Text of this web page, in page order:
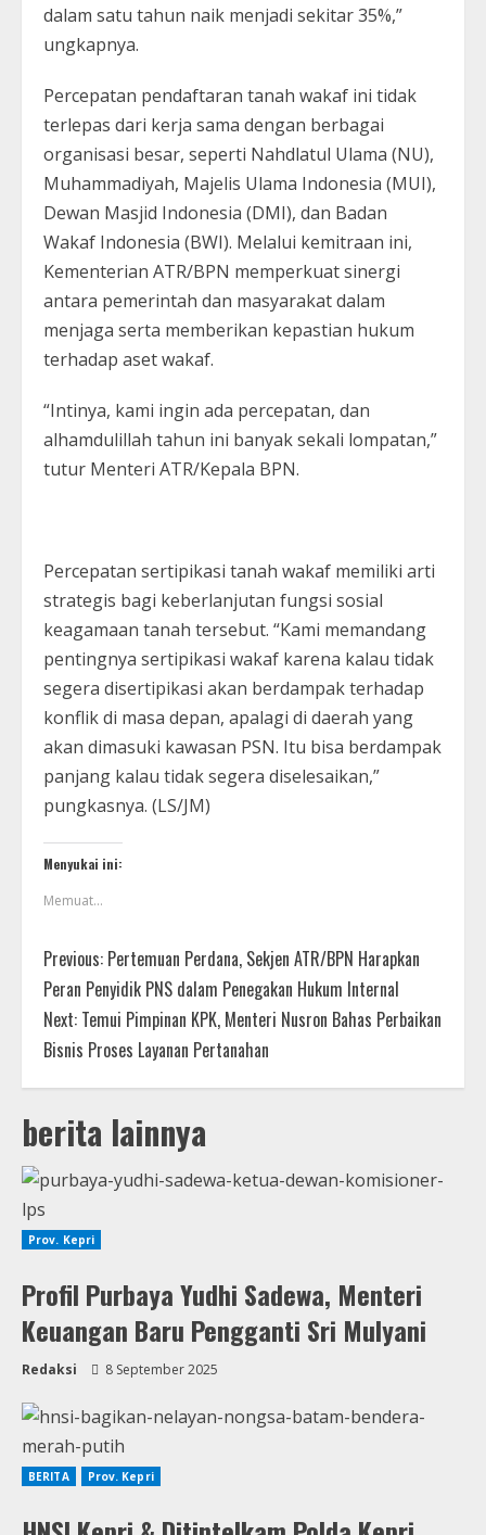
dalam satu tahun naik menjadi sekitar 35%,”
ungkapnya.
Percepatan pendaftaran tanah wakaf ini tidak
terlepas dari kerja sama dengan berbagai
organisasi besar, seperti Nahdlatul Ulama (NU),
Muhammadiyah, Majelis Ulama Indonesia (MUI),
Dewan Masjid Indonesia (DMI), dan Badan
Wakaf Indonesia (BWI). Melalui kemitraan ini,
Kementerian ATR/BPN memperkuat sinergi
antara pemerintah dan masyarakat dalam
menjaga serta memberikan kepastian hukum
terhadap aset wakaf.
“Intinya, kami ingin ada percepatan, dan
alhamdulillah tahun ini banyak sekali lompatan,”
tutur Menteri ATR/Kepala BPN.
Percepatan sertipikasi tanah wakaf memiliki arti
strategis bagi keberlanjutan fungsi sosial
keagamaan tanah tersebut. “Kami memandang
pentingnya sertipikasi wakaf karena kalau tidak
segera disertipikasi akan berdampak terhadap
konflik di masa depan, apalagi di daerah yang
akan dimasuki kawasan PSN. Itu bisa berdampak
panjang kalau tidak segera diselesaikan,”
pungkasnya. (LS/JM)
Menyukai ini:
Memuat...
Previous: Pertemuan Perdana, Sekjen ATR/BPN Harapkan
Peran Penyidik PNS dalam Penegakan Hukum Internal
Next: Temui Pimpinan KPK, Menteri Nusron Bahas Perbaikan
Bisnis Proses Layanan Pertanahan
berita lainnya
Prov. Kepri
Profil Purbaya Yudhi Sadewa, Menteri
Keuangan Baru Pengganti Sri Mulyani
Redaksi 8 September 2025
BERITA Prov. Kepri